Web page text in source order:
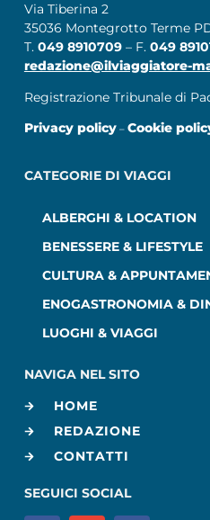
Via Tiberina 2
35036 Montegrotto Terme
T. 049 8910709 – F. 049
redazione@ilviaggiatore-
Registrazione Tribunale di
Privacy policy– Cookie
CATEGORIE DI VIAGGI
ALBERGHI & LOCATION
BENESSERE & LIFESTYLE
CULTURA &
ENOGASTRONOMIA &
LUOGHI & VIAGGI
NAVIGA NEL SITO
HOME
REDAZIONE
CONTATTI
SEGUICI SOCIAL